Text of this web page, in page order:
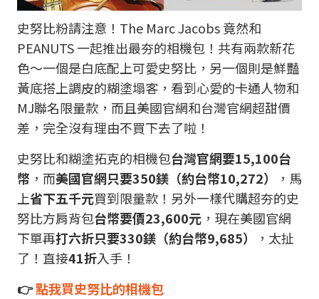
史努比粉請注意！The Marc Jacobs 竟然和
PEANUTS 一起推出最夯的相機包！共有兩款新花
色～一個是白底配上可愛史努比，另一個則是鮮豔
黃底搭上調皮的糊塗塌客，看到心愛的卡通人物和
MJ聯名限量款，而且美國官網和台灣官網超甜價
差，完全沒有理由不買下去了啦！
史努比和糊塗拓克的相機包台灣官網要15,100台
幣 ，而美國官網只要350鎂（約台幣10,272）
，馬
上省下五千元買到限量款！另外一樣代購超夯的史
努比方肩背包台幣要價23,600元 ，現在美國官網
下單再打六折只要330鎂（約台幣9,685）
，太扯
了！直接41折入手！
👉點我買史努比的相機包